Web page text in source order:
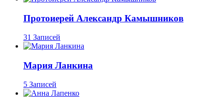
Протоиерей Александр Камышников
31 Записей
Мария Ланкина
5 Записей